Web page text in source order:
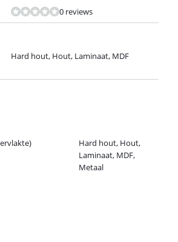
0 reviews
Hard hout, Hout, Laminaat, MDF
Hard hout, Hout,
Laminaat, MDF,
Metaal